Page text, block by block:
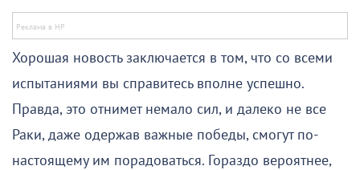
Хорошая новость заключается в том, что со всеми
испытаниями вы справитесь вполне успешно.
Правда, это отнимет немало сил, и далеко не все
Раки, даже одержав важные победы, смогут по-
настоящему им порадоваться. Гораздо вероятнее,